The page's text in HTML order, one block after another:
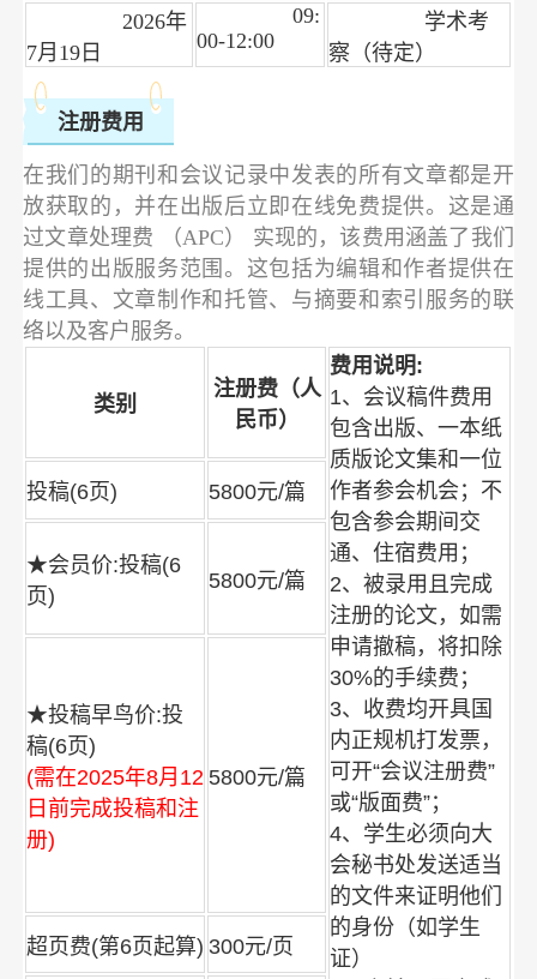
2026年
7月19日
09:
00-12:00
学术考
察（待定）
注册费用
在我们的期刊和会议记录中发表的所有文章都是开
放获取的，并在出版后立即在线免费提供。这是通
过文章处理费 （APC） 实现的，该费用涵盖了我们
提供的出版服务范围。这包括为编辑和作者提供在
线工具、文章制作和托管、与摘要和索引服务的联
络以及客户服务。
类别
注册费（人
民币）
费用说明:
1、会议稿件费用
包含出版、一本纸
质版论文集和一位
作者参会机会；不
包含参会期间交
通、住宿费用；
2、被录用且完成
注册的论文，如需
申请撤稿，将扣除
30%的手续费；
3、收费均开具国
内正规机打发票，
可开“会议注册费”
或“版面费”；
4、学生必须向大
会秘书处发送适当
的文件来证明他们
的身份（如学生
证）
投稿(6页) 5800元/篇
★会员价:投稿(6
页)
5800元/篇
★投稿早鸟价:投
稿(6页)
(需在2025年8月12
日前完成投稿和注
册)
5800元/篇
超页费(第6页起算) 300元/页